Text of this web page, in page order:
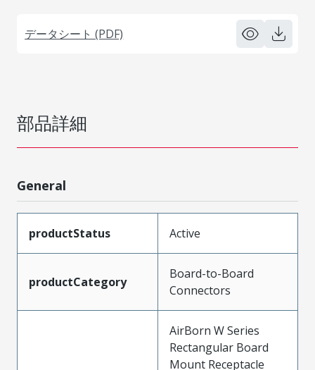
データシート (PDF)
部品詳細
General
productStatus Active
productCategory
Board-to-Board
Connectors
AirBorn W Series
Rectangular Board
Mount Receptacle